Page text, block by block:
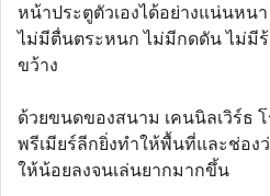
หน้าประตูตัวเองได้อย่างแน่นหน
ไม่มีตื่นตระหนก ไม่มีกดดัน ไม่มีร้
ขว้าง
ด้วยขนดของสนาม เคนนิลเวิร์ธ
พรีเมียร์ลีกยิ่งทำให้พื้นที่และช่อง
ให้น้อยลงจนเล่นยากมากขึ้น